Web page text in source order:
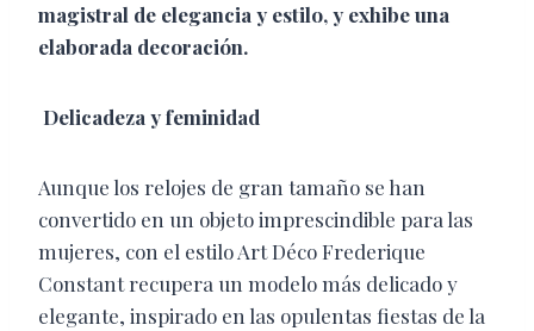
magistral de elegancia y estilo, y exhibe una
elaborada decoración.
Delicadeza y feminidad
Aunque los relojes de gran tamaño se han
convertido en un objeto imprescindible para las
mujeres, con el estilo Art Déco Frederique
Constant recupera un modelo más delicado y
elegante, inspirado en las opulentas fiestas de la